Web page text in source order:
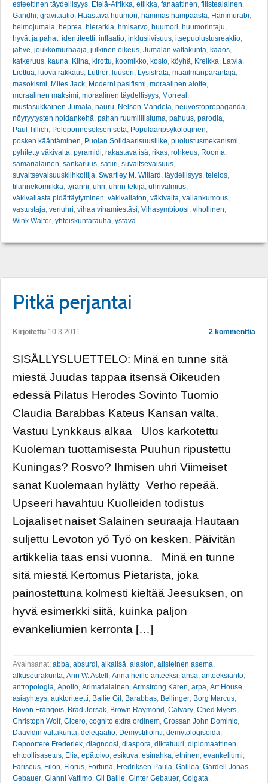
esteettinen täydellisyys Etelä-Afrikka etiikka fanaattinen filistealainen
Gandhi gravitaatio Haastava huumori hammas hampaasta Hammurabi
heimojumala heprea hierarkia hmisarvo huumori huumorintaju
hyvät ja pahat, identiteetti inflaatio inklusiivisuus itsepuolustusreaktio
jahve joukkomurhaaja julkinen oikeus Jumalan valtakunta kaaos
katkeruus kauna Kiina kirottu koomikko kosto köyhä Kreikka Latvia
Liettua luova rakkaus Luther luuseri Lysistrata maailmanparantaja
masokismi Miles Jack Moderni pasifismi moraalinen aloite
moraalinen maksimi moraalinen täydellisyys Morreal
mustasukkainen Jumala nauru Nelson Mandela neuvostopropaganda
nöyryytysten noidankehä pahan ruumiillistuma pahuus parodia
Paul Tillich Peloponnesoksen sota Populaaripsykologinen
posken kääntäminen Puolan Solidaarisuusliike puolustusmekanismi
pyhitetty väkivalta pyramidi rakastava isä rikas rohkeus Rooma
samarialainen sankaruus satiiri suvaitsevaisuus
suvaitsevaisuuskiihkoilija Swartley M. Willard täydellisyys teleios
tilannekomiikka tyranni uhri uhrin tekijä uhrivalmius
väkivallasta pidättäytyminen väkivallaton väkivalta vallankumous
vastustaja veriuhri vihaa vihamiestäsi Vihasymbioosi vihollinen
Wink Walter yhteiskuntarauha ystävä
Pitkä perjantai
Kirjoitettu 10.3.2011 2 kommenttia
SISÄLLYSLUETTELO: Minä en tunne sitä
miestä Juudas tappaa itsensä Oikeuden
edessä Pilatus Herodes Sovinto Tuomio
Claudia Barabbas Kateus Kansan valta.
Vastuu Lynkkaus alkaa Ulos karkotettu
Kuoleman tuottamisesta Puuhun ripustettu
Kuningas? Rosvo? Ihmisen uhri Viimeiset
sanat Kuolemaan hylätty Verho repeää.
Upseeri havahtuu Kuolleiden todistus
Lojaaliset naiset Salainen seuraaja Hautaan
suljettu Levoton yö Työ on kesken. Päivitän
artikkelia taas ensi vuonna. Minä en tunne
sitä miestä Kertomus Pietarista, joka
painostettuna kolmesti kieltää Jeesuksen, on
hyvä esimerkki siitä, kuinka paljon
evankeliumien kerronta […]
Avainsanat: abba, absurdi, aikalisä, alaston, alisteinen asema,
alkuseurakunta, Ann W. Astell , Anna heille anteeksi, ansa, anteeksianto,
antropologia, Apollo, Arimatialainen, Armstrong Karen, arpa, Art House,
asiayhteys, auktoriteetti, Bailie Gil , Barabbas, Bellinger, Borg Marcus,
Bovon Franqois, Brad Jersak, Brown Raymond , Calvary, Ched Myers,
Christoph Wolf, Cicero, cognito extra ordinem, Crossan John Dominic,
Daavidin valtakunta, delegaatio, Demystifiointi, demytologisoida,
Depoortere Frederiek, diagnoosi, diaspora, diktatuuri, diplomaattinen,
ehtoollisasetus, Elia, epätoivo, esikuva, esinahka, etninen, evankeliumi,
Fariseus, Filon, Florus, Fortuna, Fredriksen Paula, Galilea, Gardell Jonas,
Gebauer, Gianni Vattimo, Gil Bailie, Ginter Gebauer, Golgata,